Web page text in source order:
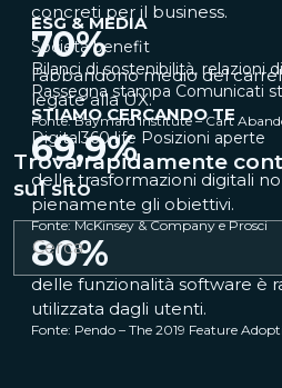
ESG & MEDIA
Società benefit
Bilanci di sostenibilità, relazioni
Rassegna stampa Comunicati
STIAMO CERCANDO TE
Digital360 life Posizioni aperte
Trova rapidamente
sul sito
concreti per il business.
70%
l’abbandono medio del
legate alla UX.
Fonte: Baymard Institute – Cart
69,9%
delle trasformazioni digitali
pienamente gli obiettivi.
Fonte: McKinsey & Company e Prosci
80%
delle funzionalità software è
utilizzata dagli utenti.
Fonte: Pendo – The 2019 Feature